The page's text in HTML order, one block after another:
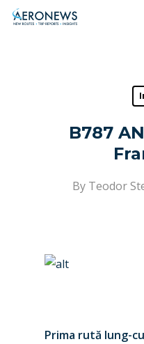
Hit enter to
B787
By Teodor
Prima rută lung-